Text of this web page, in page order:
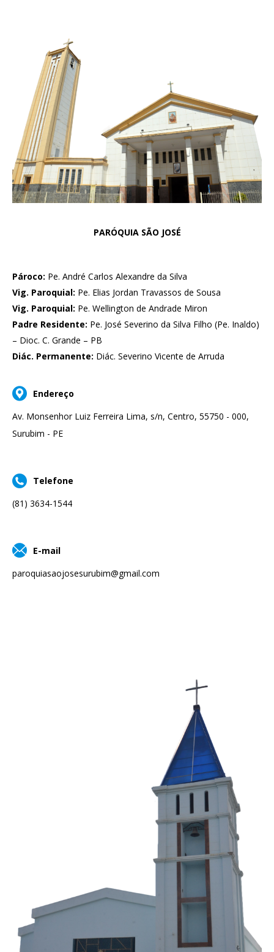
PARÓQUIA SÃO JOSÉ
Pároco: Pe. André Carlos Alexandre da Silva
Vig. Paroquial: Pe. Elias Jordan Travassos de Sousa
Vig. Paroquial: Pe. Wellington de Andrade Miron
Padre Residente: Pe. José Severino da Silva Filho (Pe. Inaldo)
– Dioc. C. Grande – PB
Diác. Permanente: Diác. Severino Vicente de Arruda
Endereço
Av. Monsenhor Luiz Ferreira Lima, s/n, Centro, 55750 - 000,
Surubim - PE
Telefone
(81) 3634-1544
E-mail
paroquiasaojosesurubim@gmail.com